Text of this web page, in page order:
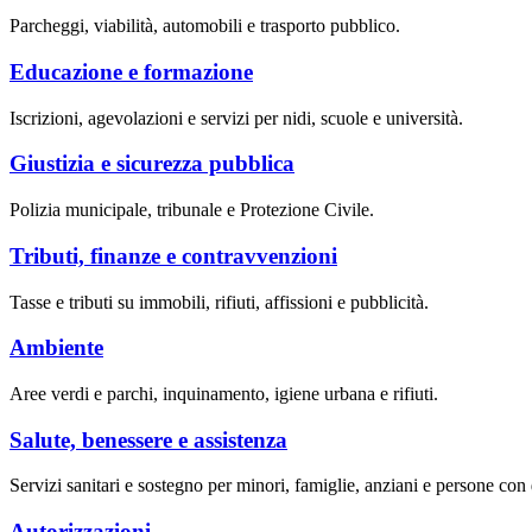
Parcheggi, viabilità, automobili e trasporto pubblico.
Educazione e formazione
Iscrizioni, agevolazioni e servizi per nidi, scuole e università.
Giustizia e sicurezza pubblica
Polizia municipale, tribunale e Protezione Civile.
Tributi, finanze e contravvenzioni
Tasse e tributi su immobili, rifiuti, affissioni e pubblicità.
Ambiente
Aree verdi e parchi, inquinamento, igiene urbana e rifiuti.
Salute, benessere e assistenza
Servizi sanitari e sostegno per minori, famiglie, anziani e persone con